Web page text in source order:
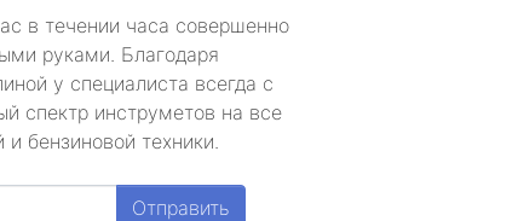
в течении часа совершенно
руками. Благодаря
у специалиста всегда с
спектр инструметов на все
бензиновой техники.
Отправить